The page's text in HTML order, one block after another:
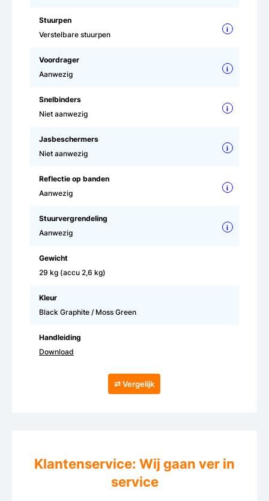
Stuurpen
Verstelbare stuurpen
i
Voordrager
Aanwezig
i
Snelbinders
Niet aanwezig
i
Jasbeschermers
Niet aanwezig
i
Reflectie op banden
Aanwezig
i
Stuurvergrendeling
Aanwezig
i
Gewicht
29 kg (accu 2,6 kg)
Kleur
Black Graphite / Moss Green
Handleiding
Download
⇄ Vergelijk
Klantenservice: Wij gaan ver in
service